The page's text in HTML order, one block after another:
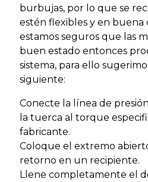
burbujas, por lo que se
estén flexibles y en buena
estamos seguros que las
buen estado entonces
sistema, para ello
siguiente:
Conecte la línea de
la tuerca al torque
fabricante.
Coloque el extremo
retorno en un recipiente.
Llene completamente el